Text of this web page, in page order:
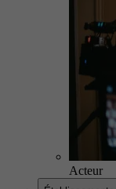
Acteur